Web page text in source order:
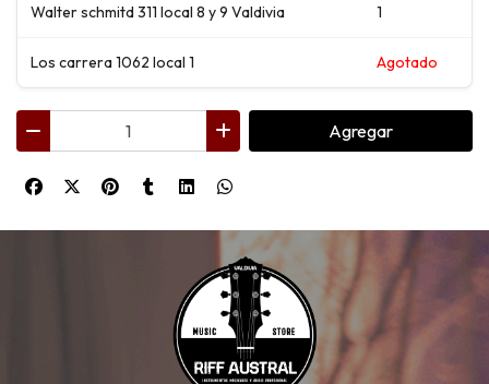
Walter schmitd 311 local 8 y 9 Valdivia 1
Los carrera 1062 local 1 Agotado
Agregar